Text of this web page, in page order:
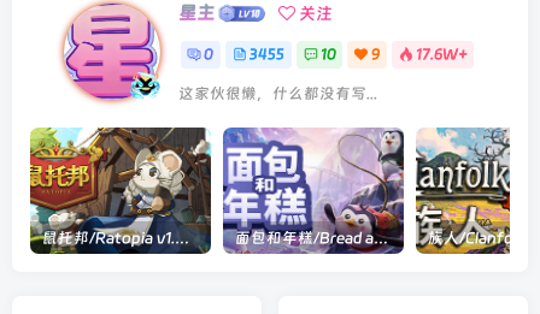
星主 关注
0 3455 10 9 17.6W+
这家伙很懒，什么都没有写...
鼠托邦/Ratopia v1.0.0530|策略模拟|容量2.9GB|官方中文版 面包和年糕/Bread and Fred Build.21411256|动作冒险|容量1.1GB|官方中文版